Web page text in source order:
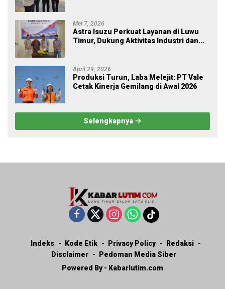
Mei 7, 2026
Astra Isuzu Perkuat Layanan di Luwu
Timur, Dukung Aktivitas Industri dan
April 29, 2026
Produksi Turun, Laba Melejit: PT Vale
Cetak Kinerja Gemilang di Awal 2026
Selengkapnya
Indeks Kode Etik Privacy Policy
Redaksi
Disclaimer
Pedoman Media Siber
Powered By - Kabarlutim.com